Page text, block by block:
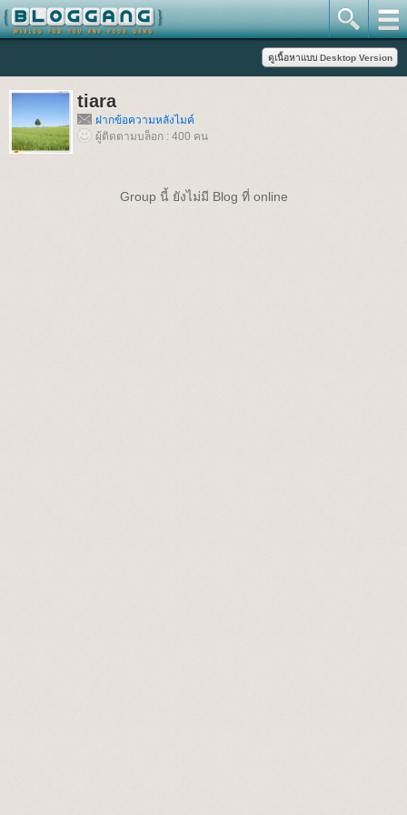
tiara
ฝากข้อความหลังไมค์
ผู้ติดตามบล็อก : 400 คน
Group นี้ ยังไม่มี Blog ที่ online